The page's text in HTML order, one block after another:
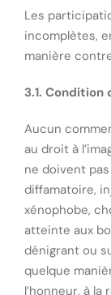
Les
incomplètes,
manière
3.1.
Aucun
au droit à
ne doivent
diffamatoire,
xénophobe,
atteinte aux
dénigrant ou
quelque
l’honneur, à